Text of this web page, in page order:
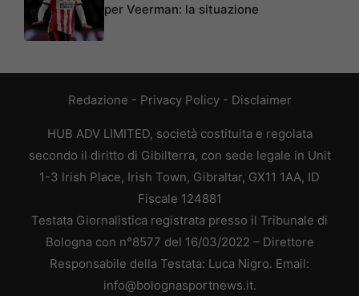
per Veerman: la situazione
Redazione - Privacy Policy- Disclaimer
HUB ADV LIMITED, società costituita e regolata
secondo il diritto di Gibilterra, con sede legale in Unit
1-3 Irish Place, Irish Town, Gibraltar, GX11 1AA, ID
Fiscale 124881
Testata Giornalistica registrata presso il Tribunale di
Bologna con n°8577 del 16/03/2022 – Direttore
Responsabile della Testata: Luca Nigro. Email:
info@bolognasportnews.it.